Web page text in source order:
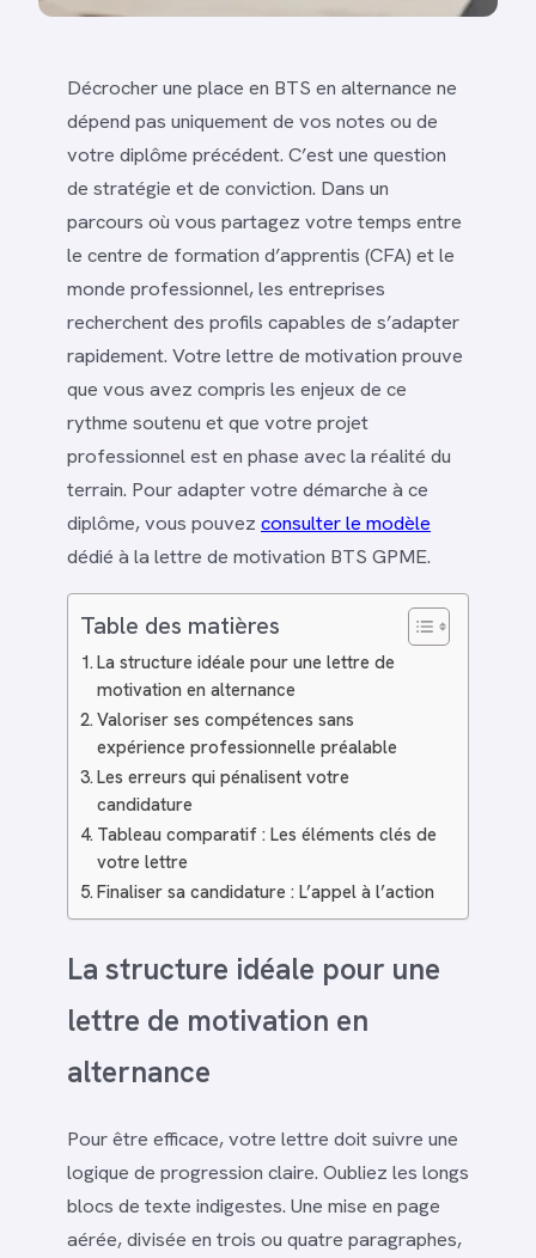
Décrocher une place en BTS en alternance ne
dépend pas uniquement de vos notes ou de
votre diplôme précédent. C’est une question
de stratégie et de conviction. Dans un
parcours où vous partagez votre temps entre
le centre de formation d’apprentis (CFA) et le
monde professionnel, les entreprises
recherchent des profils capables de s’adapter
rapidement. Votre lettre de motivation prouve
que vous avez compris les enjeux de ce
rythme soutenu et que votre projet
professionnel est en phase avec la réalité du
terrain. Pour adapter votre démarche à ce
diplôme, vous pouvez consulter le modèle
dédié à la lettre de motivation BTS GPME.
Table des matières
La structure idéale pour une lettre de
motivation en alternance
Valoriser ses compétences sans
expérience professionnelle préalable
Les erreurs qui pénalisent votre
candidature
Tableau comparatif : Les éléments clés de
votre lettre
Finaliser sa candidature : L’appel à l’action
La structure idéale pour une
lettre de motivation en
alternance
Pour être efficace, votre lettre doit suivre une
logique de progression claire. Oubliez les longs
blocs de texte indigestes. Une mise en page
aérée, divisée en trois ou quatre paragraphes,